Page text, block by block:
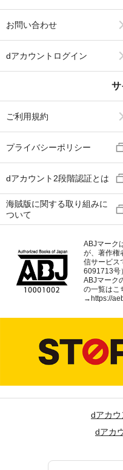
お問い合わせ
dアカウントログイン
サ
ご利用規約
プライバシーポリシー
dアカウント2段階認証とは
海賊版に関する取り組みに
ついて
ABJマーク
が、著作権
信サービス
6091713号
ABJマーク
の一覧はこ
→ https://
dアカウ
dアカ